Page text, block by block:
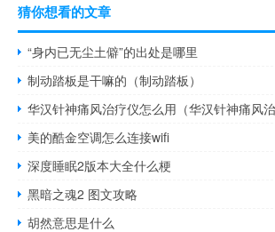
猜你想看的文章
“身内已无尘土僻”的出处是哪里
制动踏板是干嘛的（制动踏板）
华汉针神痛风治疗仪怎么用（华汉针神痛风治
美的酷金空调怎么连接wifi
深度睡眠2版本大全什么梗
黑暗之魂2 图文攻略
胡然意思是什么